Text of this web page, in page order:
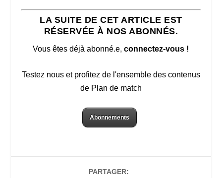
LA SUITE DE CET ARTICLE EST
RÉSERVÉE À NOS ABONNÉS.
Vous êtes déjà abonné.e,connectez-vous !
Testez nous et profitez de l'ensemble des contenus
de Plan de match
Abonnements
PARTAGER: